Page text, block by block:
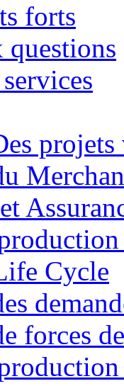
forts
questions
projets
Cycle
forces